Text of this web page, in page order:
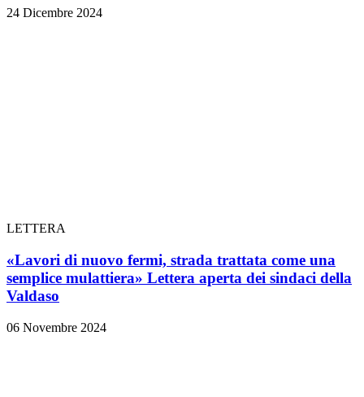
24 Dicembre 2024
LETTERA
«Lavori di nuovo fermi, strada trattata come una
semplice mulattiera» Lettera aperta dei sindaci della
Valdaso
06 Novembre 2024